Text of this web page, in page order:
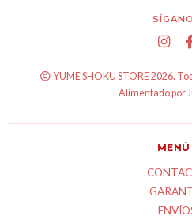
YUME SHOKU STORE 2026.
Alimentado por
MENÚ